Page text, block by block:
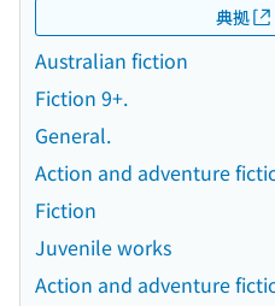
典拠
Australian fiction
Fiction 9+.
General.
Action and adventure
Fiction
Juvenile works
Action and adventure